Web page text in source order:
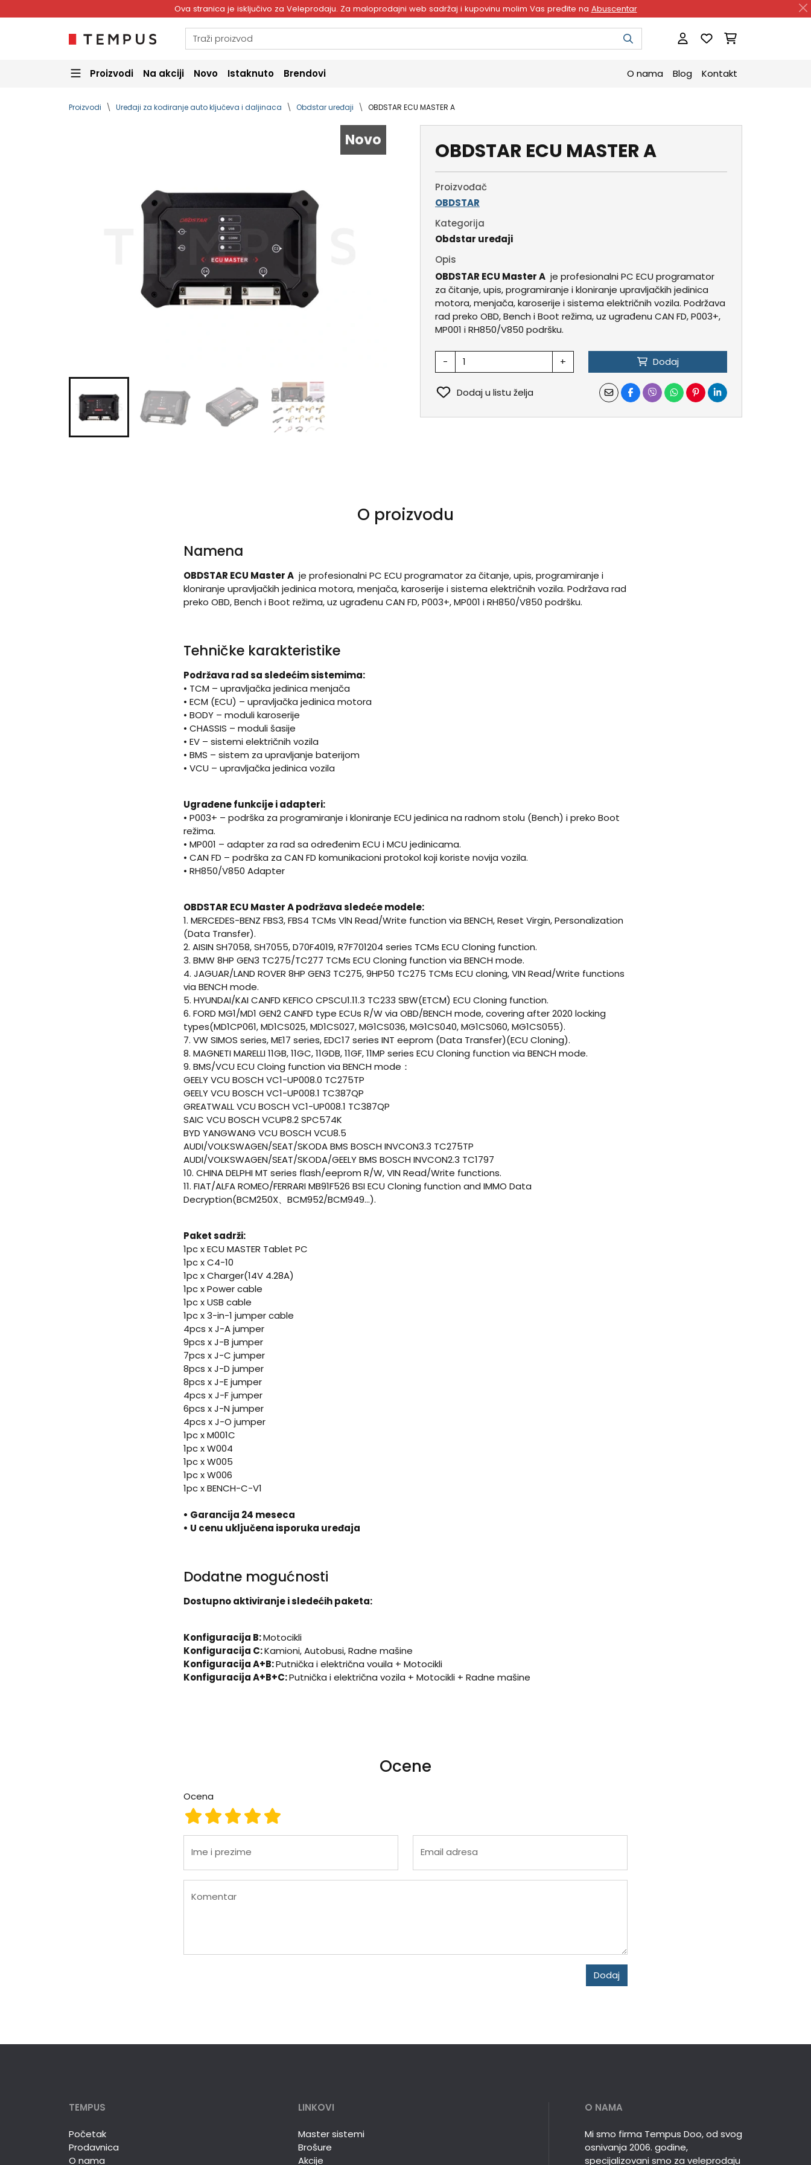
Ova stranica je isključivo za Veleprodaju. Za maloprodajni web sadržaj i kupovinu molim Vas pređite na Abuscentar
Proizvodi Na akciji Novo Istaknuto Brendovi O nama Blog Kontakt
Proizvodi Uređaji za kodiranje auto ključeva i daljinaca Obdstar uređaji OBDSTAR ECU MASTER A
Novo OBDSTAR ECU MASTER A
Proizvođač
OBDSTAR
Kategorija
Obdstar uređaji
Opis
OBDSTAR ECU Master A je profesionalni PC ECU programator
za čitanje, upis, programiranje i kloniranje upravljačkih jedinica
motora, menjača, karoserije i sistema električnih vozila. Podržava
rad preko OBD, Bench i Boot režima, uz ugrađenu CAN FD, P003+,
MP001 i RH850/V850 podršku.
- + Dodaj
Dodaj u listu želja
O proizvodu
Namena
OBDSTAR ECU Master A je profesionalni PC ECU programator za čitanje, upis, programiranje i
kloniranje upravljačkih jedinica motora, menjača, karoserije i sistema električnih vozila. Podržava rad
preko OBD, Bench i Boot režima, uz ugrađenu CAN FD, P003+, MP001 i RH850/V850 podršku.
Tehničke karakteristike
Podržava rad sa sledećim sistemima:
• TCM – upravljačka jedinica menjača
• ECM (ECU) – upravljačka jedinica motora
• BODY – moduli karoserije
• CHASSIS – moduli šasije
• EV – sistemi električnih vozila
• BMS – sistem za upravljanje baterijom
• VCU – upravljačka jedinica vozila
Ugrađene funkcije i adapteri:
• P003+ – podrška za programiranje i kloniranje ECU jedinica na radnom stolu (Bench) i preko Boot
režima.
• MP001 – adapter za rad sa određenim ECU i MCU jedinicama.
• CAN FD – podrška za CAN FD komunikacioni protokol koji koriste novija vozila.
• RH850/V850 Adapter
OBDSTAR ECU Master A podržava sledeće modele:
1. MERCEDES-BENZ FBS3, FBS4 TCMs VlN Read/Write function via BENCH, Reset Virgin, Personalization
(Data Transfer).
2. AISIN SH7058, SH7055, D70F4019, R7F701204 series TCMs ECU Cloning function.
3. BMW 8HP GEN3 TC275/TC277 TCMs ECU Cloning function via BENCH mode.
4. JAGUAR/LAND ROVER 8HP GEN3 TC275, 9HP50 TC275 TCMs ECU cloning, VIN Read/Write functions
via BENCH mode.
5. HYUNDAI/KAI CANFD KEFICO CPSCU1.11.3 TC233 SBW(ETCM) ECU Cloning function.
6. FORD MG1/MD1 GEN2 CANFD type ECUs R/W via OBD/BENCH mode, covering after 2020 locking
types(MD1CP061, MD1CS025, MD1CS027, MG1CS036, MG1CS040, MG1CS060, MG1CS055).
7. VW SIMOS series, ME17 series, EDC17 series INT eeprom (Data Transfer)(ECU Cloning).
8. MAGNETI MARELLI 11GB, 11GC, 11GDB, 11GF, 11MP series ECU Cloning function via BENCH mode.
9. BMS/VCU ECU Cloing function via BENCH mode：
GEELY VCU BOSCH VC1-UP008.0 TC275TP
GEELY VCU BOSCH VC1-UP008.1 TC387QP
GREATWALL VCU BOSCH VC1-UP008.1 TC387QP
SAIC VCU BOSCH VCUP8.2 SPC574K
BYD YANGWANG VCU BOSCH VCU8.5
AUDI/VOLKSWAGEN/SEAT/SKODA BMS BOSCH INVCON3.3 TC275TP
AUDI/VOLKSWAGEN/SEAT/SKODA/GEELY BMS BOSCH INVCON2.3 TC1797
10. CHINA DELPHI MT series flash/eeprom R/W, VIN Read/Write functions.
11. FIAT/ALFA ROMEO/FERRARI MB91F526 BSI ECU Cloning function and IMMO Data
Decryption(BCM250X、BCM952/BCM949...).
Paket sadrži:
1pc x ECU MASTER Tablet PC
1pc x C4-10
1pc x Charger(14V 4.28A)
1pc x Power cable
1pc x USB cable
1pc x 3-in-1 jumper cable
4pcs x J-A jumper
9pcs x J-B jumper
7pcs x J-C jumper
8pcs x J-D jumper
8pcs x J-E jumper
4pcs x J-F jumper
6pcs x J-N jumper
4pcs x J-O jumper
1pc x M001C
1pc x W004
1pc x W005
1pc x W006
1pc x BENCH-C-V1
• Garancija 24 meseca
• U cenu uključena isporuka uređaja
Dodatne mogućnosti
Dostupno aktiviranje i sledećih paketa:
Konfiguracija B:Motocikli
Konfiguracija C:Kamioni, Autobusi, Radne mašine
Konfiguracija A+B:Putnička i električna vouila + Motocikli
Konfiguracija A+B+C:Putnička i električna vozila + Motocikli + Radne mašine
Ocene
Ocena
Ocena 5
Ocena 4
Ocena 3
Ocena 2
Ocena 1
Ime i prezime Email adresa
Komentar
Dodaj
TEMPUS
Početak
Prodavnica
O nama
LINKOVI
Master sistemi
Brošure
Akcije
O NAMA
Mi smo firma Tempus Doo, od svog
osnivanja 2006. godine,
specijalizovani smo za veleprodaju